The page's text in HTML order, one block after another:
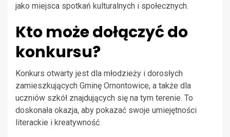
jako miejsca spotkań kulturalnych i społecznych.
Kto może dołączyć do
konkursu?
Konkurs otwarty jest dla młodzieży i dorosłych
zamieszkujących Gminę Ornontowice, a także dla
uczniów szkół znajdujących się na tym terenie. To
doskonała okazja, aby pokazać swoje umiejętności
literackie i kreatywność.